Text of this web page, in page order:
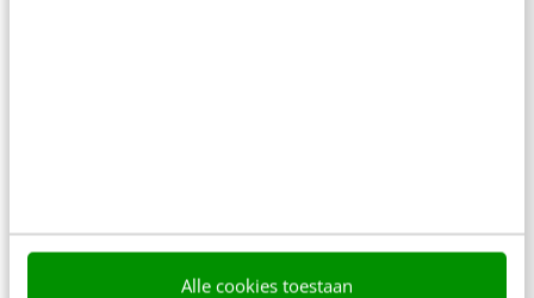
Alle cookies toestaan
Meer weten